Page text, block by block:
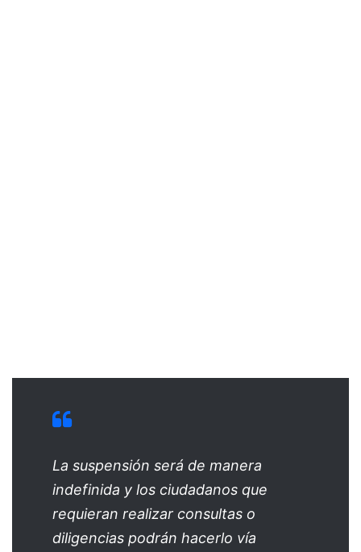
La suspensión será de manera
indefinida y los ciudadanos que
requieran realizar consultas o
diligencias podrán hacerlo vía